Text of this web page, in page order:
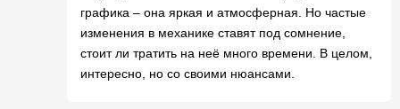
графика – она яркая и атмосферная. Но частые
изменения в механике ставят под сомнение,
стоит ли тратить на неё много времени. В целом,
интересно, но со своими нюансами.